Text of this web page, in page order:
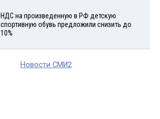
НДС на произведенную в РФ детскую
спортивную обувь предложили снизить до
10%
Новости СМИ2